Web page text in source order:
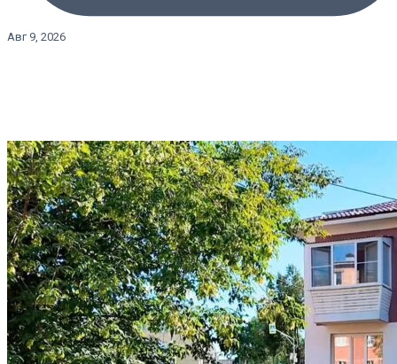
Авг 9, 2026